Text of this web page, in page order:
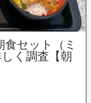
食セット（ミ
く調査【朝